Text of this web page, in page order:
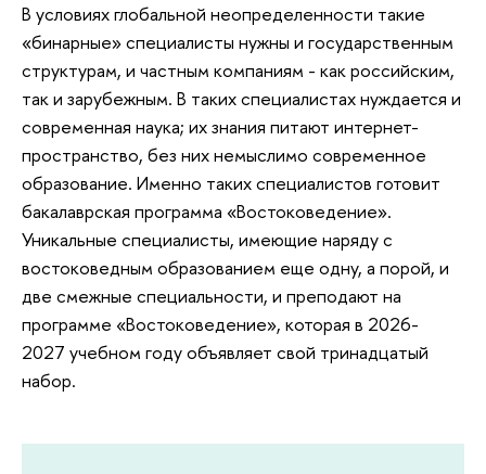
В условиях глобальной неопределенности такие
«бинарные» специалисты нужны и государственным
структурам, и частным компаниям - как российским,
так и зарубежным. В таких специалистах нуждается и
современная наука; их знания питают интернет-
пространство, без них немыслимо современное
образование. Именно таких специалистов готовит
бакалаврская программа «Востоковедение».
Уникальные специалисты, имеющие наряду с
востоковедным образованием еще одну, а порой, и
две смежные специальности, и преподают на
программе «Востоковедение», которая в 2026-
2027 учебном году объявляет свой тринадцатый
набор.